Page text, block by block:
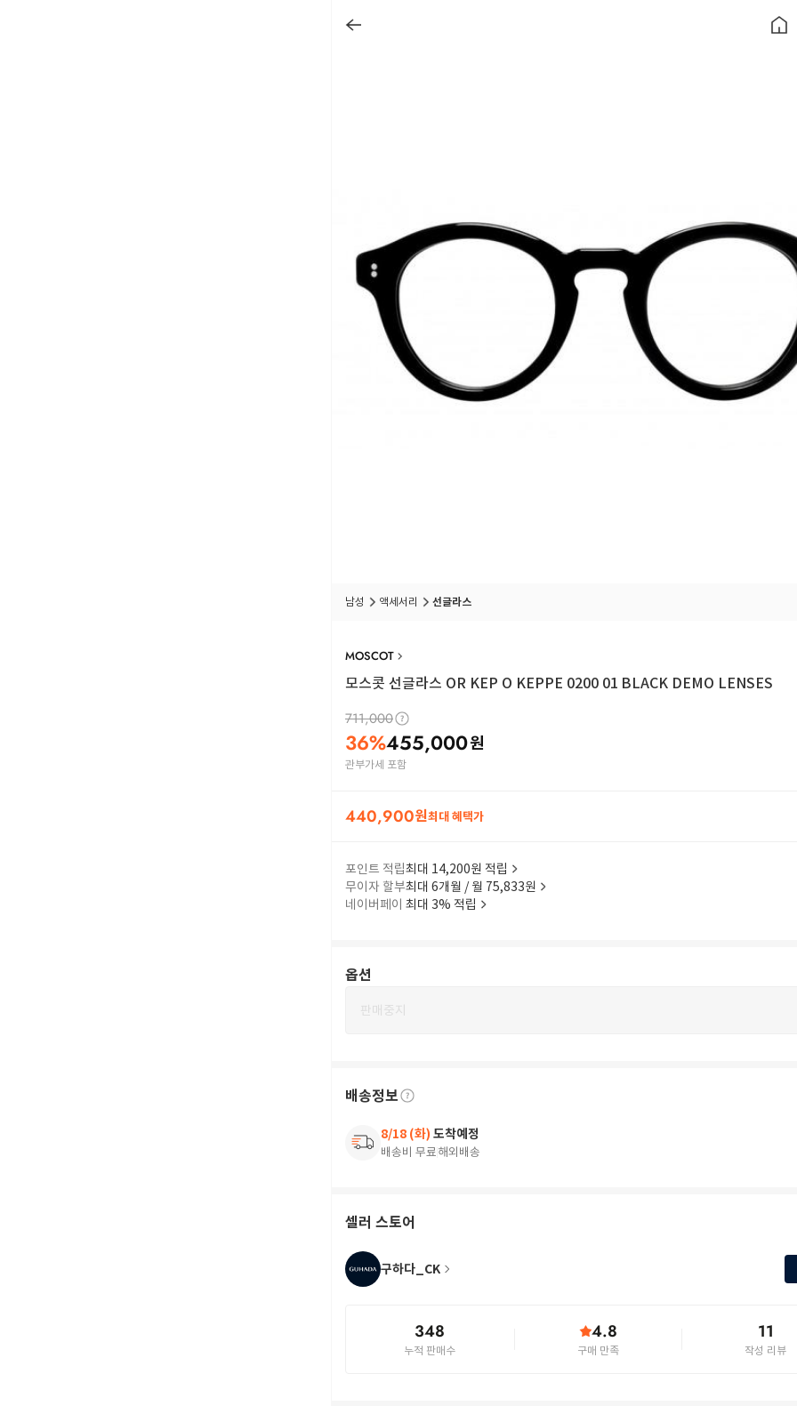
남성 액세서리 선글라스
MOSCOT
모스콧 선글라스 OR KEP O KEPPE 0200 01 BLACK DEMO LENSES
711,000
36%455,000원
관부가세 포함
440,900원최대 혜택가
포인트 적립최대 14,200원 적립
무이자 할부최대 6개월 / 월 75,833원
네이버페이 최대 3% 적립
옵션
판매중지
배송정보
8/18 (화) 도착예정
배송비 무료해외배송
셀러 스토어
구하다_CK
348
누적 판매수
4.8
구매 만족
11
작성 리뷰